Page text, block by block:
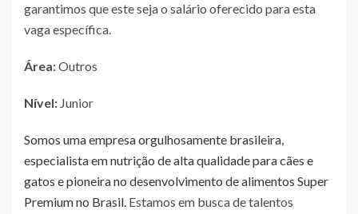
garantimos que este seja o salário oferecido para esta
vaga específica.
Área:Outros
Nível: Junior
Somos uma empresa orgulhosamente brasileira,
especialista em nutrição de alta qualidade para cães e
gatos e pioneira no desenvolvimento de alimentos Super
Premium no Brasil. Estamos em busca de talentos